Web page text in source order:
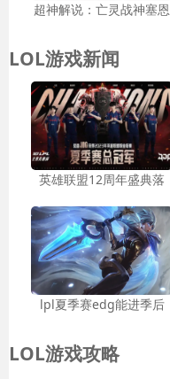
超神解说：亡灵战神塞恩
LOL游戏新闻
英雄联盟12周年盛典落
lpl夏季赛edg能进季后
LOL游戏攻略